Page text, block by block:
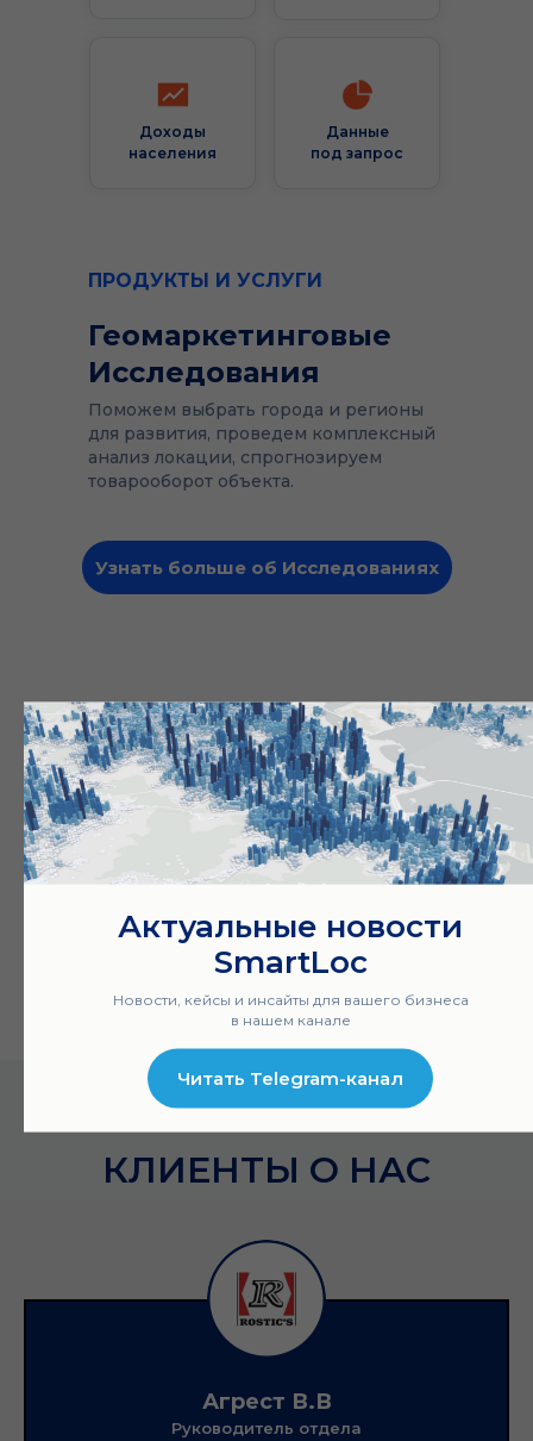
Актуальные новости
SmartLoc
Новости, кейсы и инсайты для вашего бизнеса
в нашем канале
Читать Telegram-канал
Поможем выбрать города и регионы
для развития, проведем комплексный
анализ локации, спрогнозируем
товарооборот объекта.
ПРОДУКТЫ И УСЛУГИ
Данные
под запрос
Геомаркетинговые
Исследования
Узнать больше об Исследованиях
Доходы
населения
КЛИЕНТЫ О НАС
Агрест В.В
Руководитель отдела